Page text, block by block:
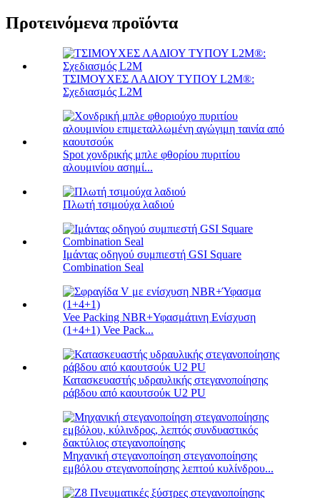
Προτεινόμενα προϊόντα
ΤΣΙΜΟΥΧΕΣ ΛΑΔΙΟΥ ΤΥΠΟΥ L2M®:
Σχεδιασμός L2M
Spot χονδρικής μπλε φθορίου πυριτίου
αλουμινίου ασημί...
Πλωτή τσιμούχα λαδιού
Ιμάντας οδηγού συμπιεστή GSI Square
Combination Seal
Vee Packing NBR+Υφασμάτινη Ενίσχυση
(1+4+1) Vee Pack...
Κατασκευαστής υδραυλικής στεγανοποίησης
ράβδου από καουτσούκ U2 PU
Μηχανική στεγανοποίηση στεγανοποίησης
εμβόλου στεγανοποίησης λεπτού κυλίνδρου...